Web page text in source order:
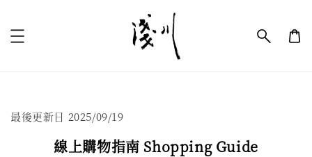
最後更新日 2025/09/19
線上購物指南 Shopping Guide